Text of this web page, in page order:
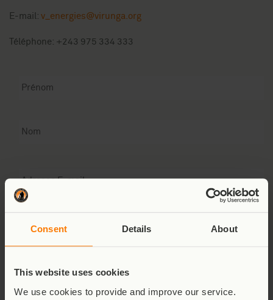
Consent Details About
This website uses cookies
We use cookies to provide and improve our service.
E-mail: v_energies@virunga.org
Téléphone: +243 975 334 333
message